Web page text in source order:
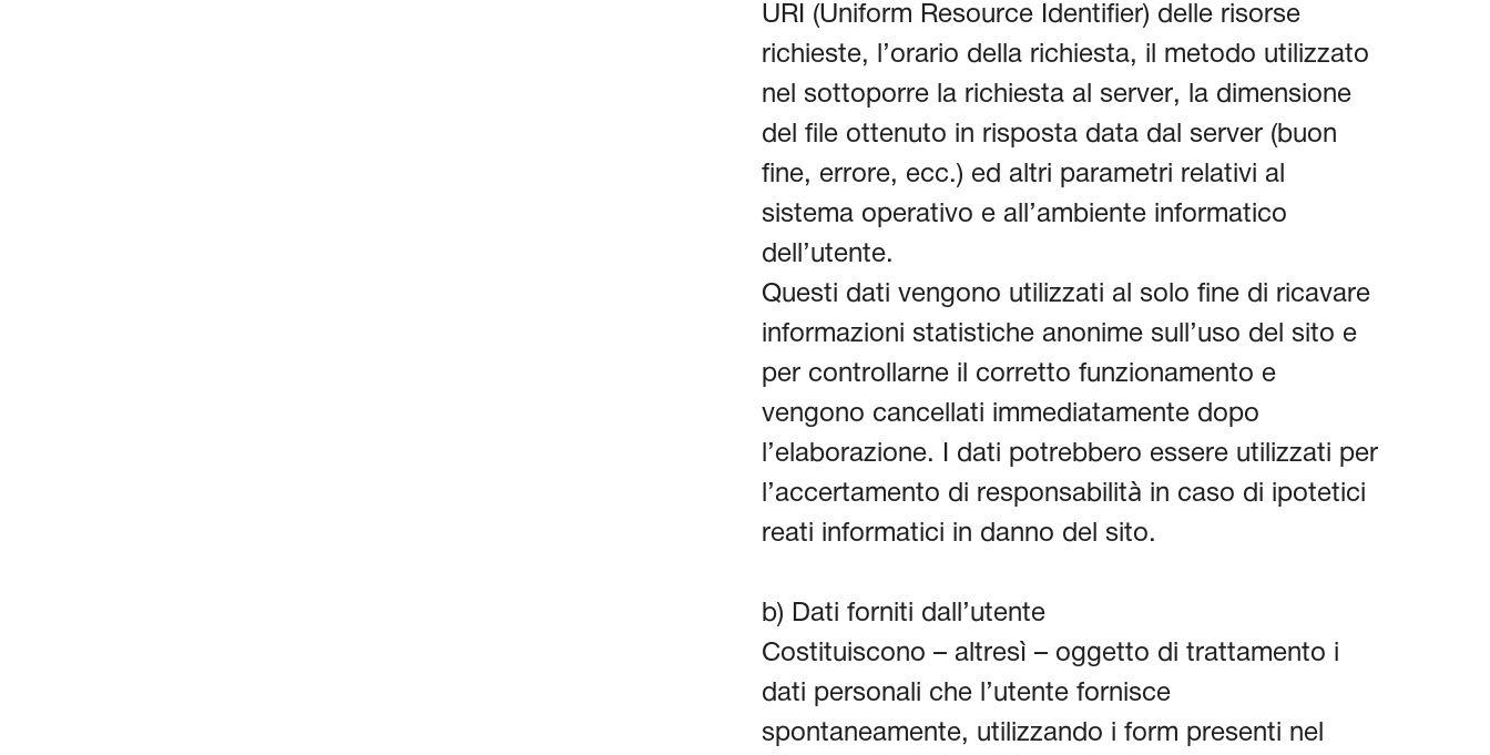
URI (Uniform Resource Identifier) delle risorse
richieste, l’orario della richiesta, il metodo utilizzato
nel sottoporre la richiesta al server, la dimensione
del file ottenuto in risposta data dal server (buon
fine, errore, ecc.) ed altri parametri relativi al
sistema operativo e all’ambiente informatico
dell’utente.
Questi dati vengono utilizzati al solo fine di ricavare
informazioni statistiche anonime sull’uso del sito e
per controllarne il corretto funzionamento e
vengono cancellati immediatamente dopo
l’elaborazione. I dati potrebbero essere utilizzati per
l’accertamento di responsabilità in caso di ipotetici
reati informatici in danno del sito.
b) Dati forniti dall’utente
Costituiscono – altresì – oggetto di trattamento i
dati personali che l’utente fornisce
spontaneamente, utilizzando i form presenti nel